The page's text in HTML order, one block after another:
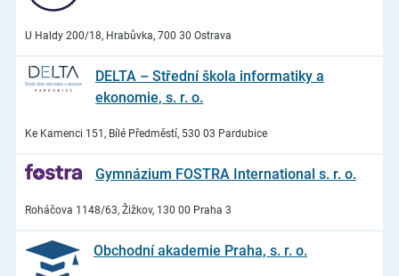
U Haldy 200/18, Hrabůvka, 700 30 Ostrava
DELTA – Střední škola informatiky a
ekonomie, s. r. o.
Ke Kamenci 151, Bílé Předměstí, 530 03 Pardubice
Gymnázium FOSTRA International s. r. o.
Roháčova 1148/63, Žižkov, 130 00 Praha 3
Obchodní akademie Praha, s. r. o.